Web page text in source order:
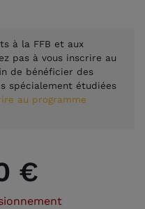
à la FFB et aux
pas à vous inscrire au
de bénéficier des
spécialement étudiées
au programme
€